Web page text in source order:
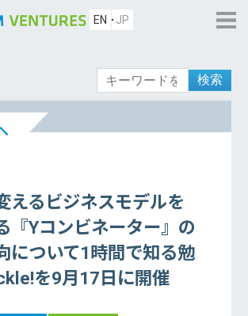
EN JP
検索
えるビジネスモデルを
『Yコンビネーター』の
について1時間で知る勉
を9月17日に開催